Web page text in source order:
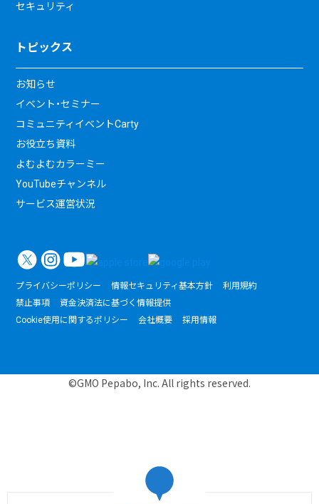
セキュリティ
トピックス
お知らせ
イベント・セミナー
コミュニティイベントCarty
お役立ち資料
よむよむカラーミー
YouTubeチャンネル
サービス運営状況
プライバシーポリシー 情報セキュリティ基本方針
利用規約
禁止事項
資金決済法に基づく情報提供
Cookie使用に関するポリシー
会社概要 採用情報
©GMO Pepabo, Inc. All rights reserved.